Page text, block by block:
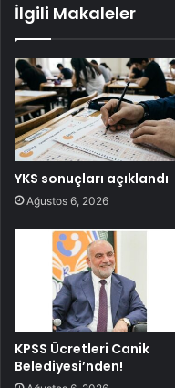
İlgili Makaleler
YKS sonuçları açıklandı
Ağustos 6, 2026
KPSS Ücretleri Canik
Belediyesi’nden!